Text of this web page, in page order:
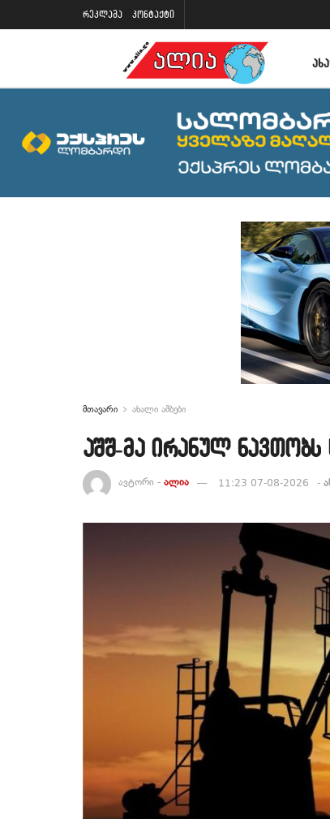
რეკლამა კონტაქტი
მთავარი ახალი ამბები
აშშ-მა ირანულ
ავტორი - ალია 11:23 07-08-2026 -